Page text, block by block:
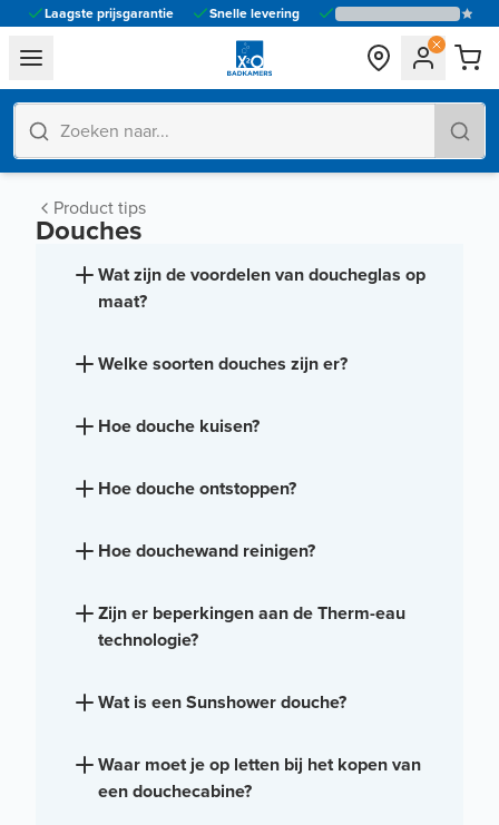
Laagste prijsgarantie Snelle levering
general.navigation.toggle_menu.label
Product tips
Douches
Wat zijn de voordelen van doucheglas op
maat?
Welke soorten douches zijn er?
Hoe douche kuisen?
Hoe douche ontstoppen?
Hoe douchewand reinigen?
Zijn er beperkingen aan de Therm-eau
technologie?
Wat is een Sunshower douche?
Waar moet je op letten bij het kopen van
een douchecabine?